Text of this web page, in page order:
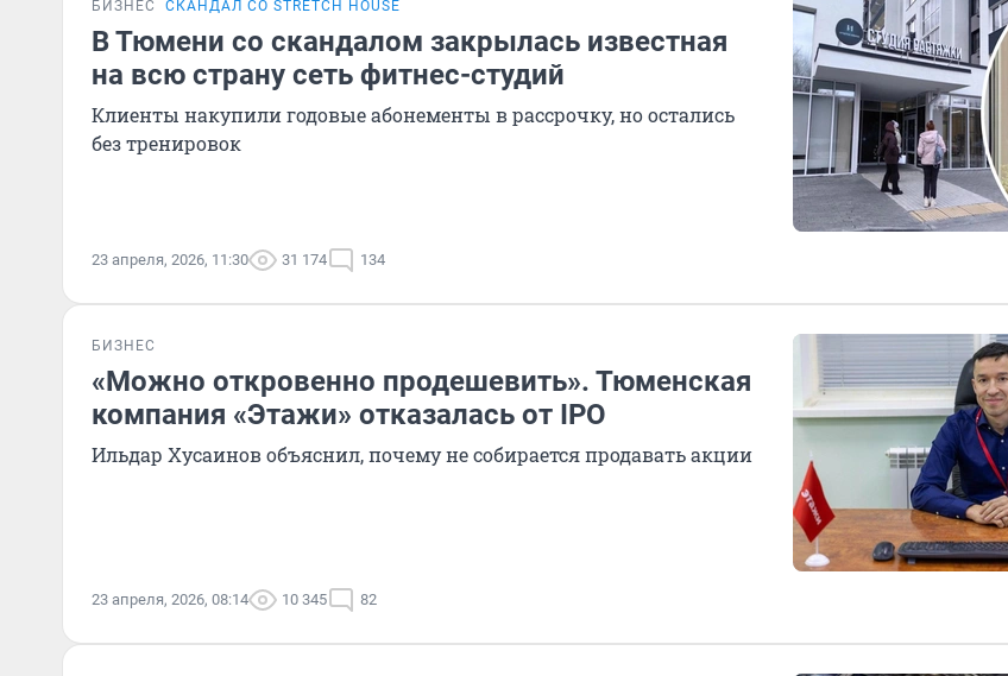
БИЗНЕС СКАНДАЛ СО STRETCH HOUSE
В Тюмени со скандалом закрылась известная
на всю страну сеть фитнес-студий
Клиенты накупили годовые абонементы в рассрочку, но остались
без тренировок
23 апреля, 2026, 11:30 31 174 134
БИЗНЕС
«Можно откровенно продешевить». Тюменская
компания «Этажи» отказалась от IPO
Ильдар Хусаинов объяснил, почему не собирается продавать акции
23 апреля, 2026, 08:14 10 345 82